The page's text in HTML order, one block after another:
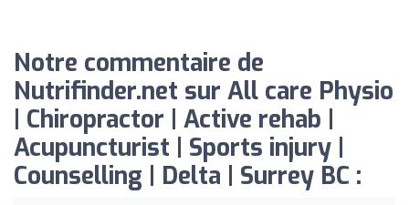
Notre commentaire de
Nutrifinder.net sur All care Physio
| Chiropractor | Active rehab |
Acupuncturist | Sports injury |
Counselling | Delta | Surrey BC :